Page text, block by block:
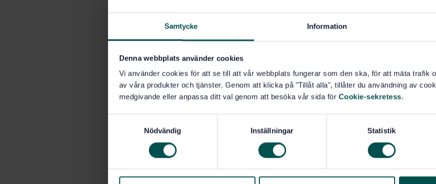
Samtycke Information
Denna webbplats använder cookies
Vi använder cookies för att se till att vår webbplats fungerar som den ska, för att mäta trafik
av våra produkter och tjänster. Genom att klicka på "Tillåt alla", tillåter du användning av
medgivande eller anpassa ditt val genom att besöka vår sida för Cookie-sekretess.
Nödvändig Inställningar Statistik